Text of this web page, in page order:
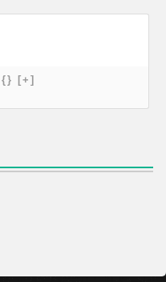
{} [+]